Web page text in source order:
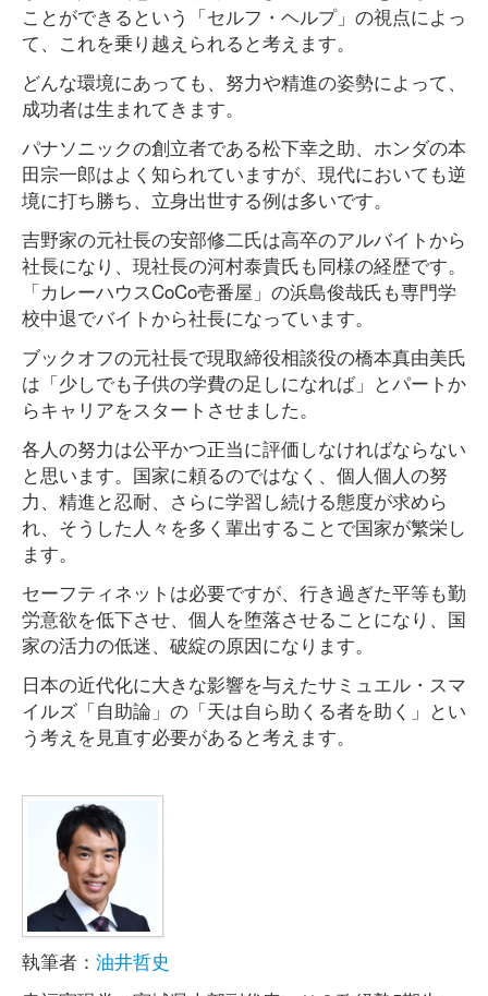
ことができるという「セルフ・ヘルプ」の視点によっ
て、これを乗り越えられると考えます。
どんな環境にあっても、努力や精進の姿勢によって、
成功者は生まれてきます。
パナソニックの創立者である松下幸之助、ホンダの本
田宗一郎はよく知られていますが、現代においても逆
境に打ち勝ち、立身出世する例は多いです。
吉野家の元社長の安部修二氏は高卒のアルバイトから
社長になり、現社長の河村泰貴氏も同様の経歴です。
「カレーハウスCoCo壱番屋」の浜島俊哉氏も専門学
校中退でバイトから社長になっています。
ブックオフの元社長で現取締役相談役の橋本真由美氏
は「少しでも子供の学費の足しになれば」とパートか
らキャリアをスタートさせました。
各人の努力は公平かつ正当に評価しなければならない
と思います。国家に頼るのではなく、個人個人の努
力、精進と忍耐、さらに学習し続ける態度が求めら
れ、そうした人々を多く輩出することで国家が繁栄し
ます。
セーフティネットは必要ですが、行き過ぎた平等も勤
労意欲を低下させ、個人を堕落させることになり、国
家の活力の低迷、破綻の原因になります。
日本の近代化に大きな影響を与えたサミュエル・スマ
イルズ「自助論」の「天は自ら助くる者を助く」とい
う考えを見直す必要があると考えます。
執筆者： 油井哲史